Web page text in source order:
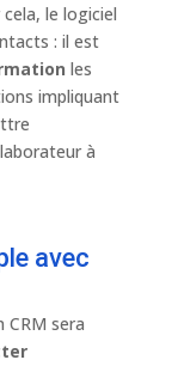
le logiciel
: il est
les
impliquant
à
avec
CRM sera